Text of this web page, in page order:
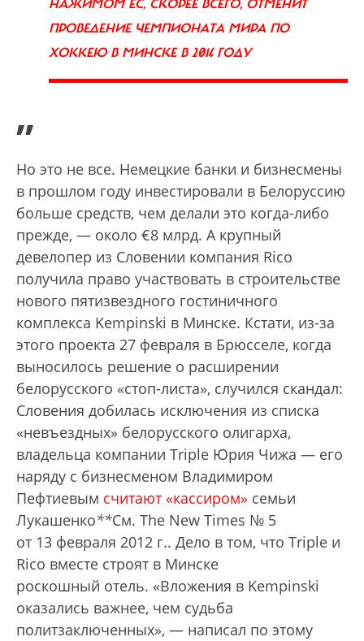
НАЖИМОМ ЕС, СКОРЕЕ ВСЕГО, ОТМЕНИТ
ПРОВЕДЕНИЕ ЧЕМПИОНАТА МИРА ПО
ХОККЕЮ В МИНСКЕ В 2014 ГОДУ
”
Но это не все. Немецкие банки и бизнесмены
в прошлом году инвестировали в Белоруссию
больше средств, чем делали это когда-либо
прежде, — около €8 млрд. А крупный
девелопер из Словении компания Rico
получила право участвовать в строительстве
нового пятизвездного гостиничного
комплекса Kempinski в Минске. Кстати, из-за
этого проекта 27 февраля в Брюсселе, когда
выносилось решение о расширении
белорусского «стоп-листа», случился скандал:
Словения добилась исключения из списка
«невъездных» белорусского олигарха,
владельца компании Triple Юрия Чижа — его
наряду с бизнесменом Владимиром
Пефтиевым считают «кассиром» семьи
Лукашенко**См. The New Times № 5
от 13 февраля 2012 г.. Дело в том, что Triple и
Rico вместе строят в Минске
роскошный отель. «Вложения в Kempinski
оказались важнее, чем судьба
политзаключенных», — написал по этому